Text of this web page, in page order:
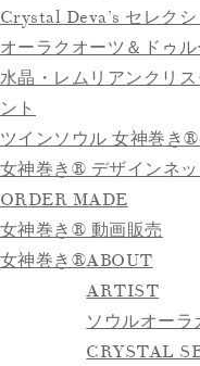
Crystal Deva’s セレク
オーラクオーツ＆ドゥ
水晶・レムリアンクリ
ント
ツインソウル 女神巻き®
女神巻き® デザインネ
ORDER MADE
女神巻き® 動画販売
女神巻き®ABOUT
ARTIST
ソウルオー
CRYSTAL